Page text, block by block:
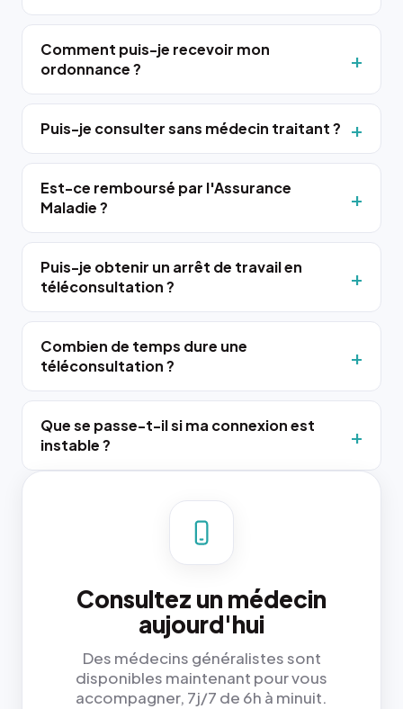
Comment puis-je recevoir mon
ordonnance ?
Puis-je consulter sans médecin traitant ?
Est-ce remboursé par l'Assurance
Maladie ?
Puis-je obtenir un arrêt de travail en
téléconsultation ?
Combien de temps dure une
téléconsultation ?
Que se passe-t-il si ma connexion est
instable ?
Consultez un médecin
aujourd'hui
Des médecins généralistes sont
disponibles maintenant pour vous
accompagner, 7j/7 de 6h à minuit.